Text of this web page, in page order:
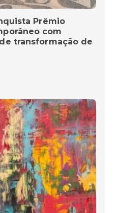
Prêmio
com
transformação de